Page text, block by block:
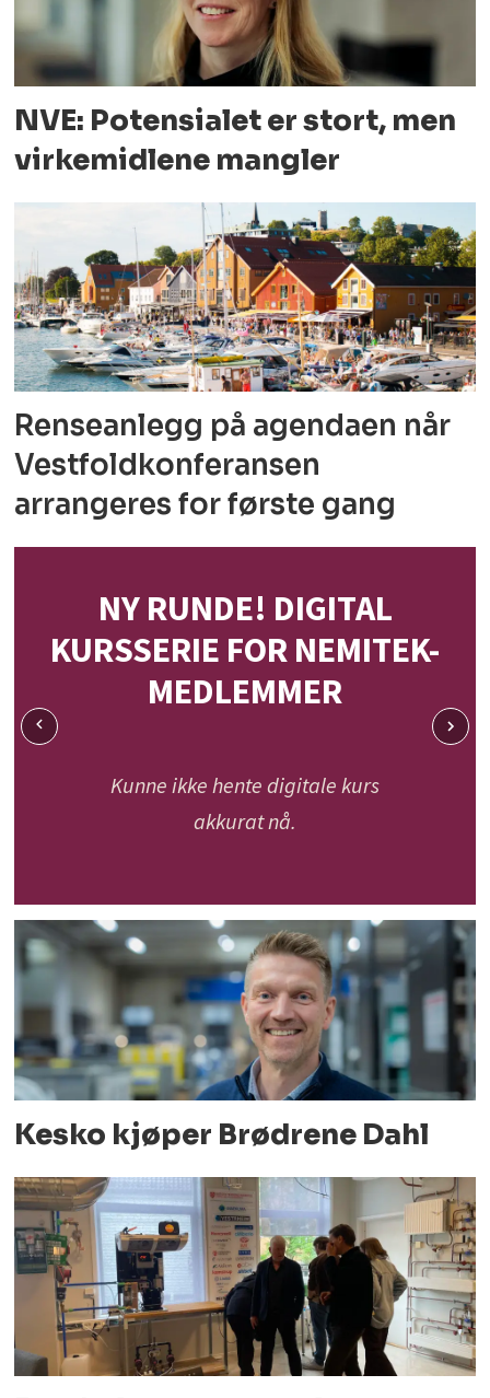
NVE: Potensialet er stort, men
virkemidlene mangler
Renseanlegg på agendaen når
Vestfoldkonferansen
arrangeres for første gang
NY RUNDE! DIGITAL
KURSSERIE FOR NEMITEK-
MEDLEMMER
Kunne ikke hente digitale kurs
akkurat nå.
Kesko kjøper Brødrene Dahl